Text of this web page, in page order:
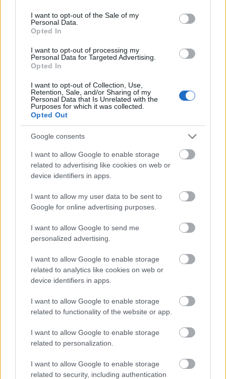
consent section.
I want to opt-out of the Sale of my
Personal Data.
Opted In
I want to opt-out of processing my
Personal Data for Targeted Advertising.
Opted In
I want to opt-out of Collection, Use,
Retention, Sale, and/or Sharing of my
Personal Data that Is Unrelated with the
Purposes for which it was collected.
Opted Out
Google consents
I want to allow Google to enable storage
related to advertising like cookies on web or
device identifiers in apps.
I want to allow my user data to be sent to
Google for online advertising purposes.
I want to allow Google to send me
personalized advertising.
I want to allow Google to enable storage
related to analytics like cookies on web or
device identifiers in apps.
I want to allow Google to enable storage
related to functionality of the website or app.
I want to allow Google to enable storage
related to personalization.
I want to allow Google to enable storage
related to security, including authentication
descendeixen a Primera Territorial
després
d'una temporada irregular en què no han estat
categoria.
ETIQUETES:
Esports